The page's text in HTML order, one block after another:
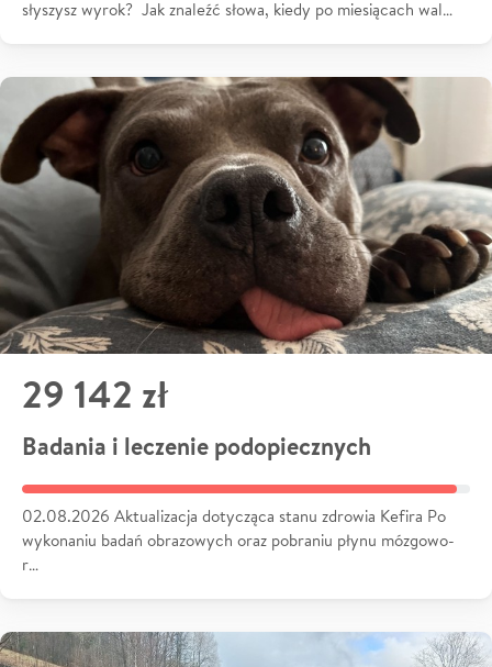
słyszysz wyrok? Jak znaleźć słowa, kiedy po miesiącach wal…
29 142 zł
Badania i leczenie podopiecznych
02.08.2026 Aktualizacja dotycząca stanu zdrowia Kefira Po
wykonaniu badań obrazowych oraz pobraniu płynu mózgowo-
r…